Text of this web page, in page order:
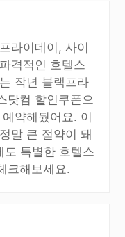
라이데이, 사이
격적인 호텔스
작년 블랙프라
닷컴 할인쿠폰으
약해뒀어요. 이
말 큰 절약이 돼
도 특별한 호텔스
크해보세요.